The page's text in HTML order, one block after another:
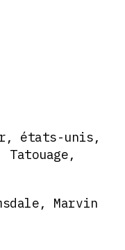
états-unis,
Tatouage,
Marvin